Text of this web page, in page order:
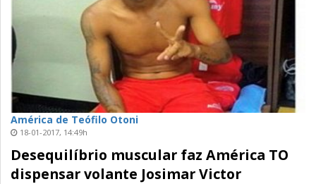
América de Teófilo Otoni
18-01-2017, 14:49h
Desequilíbrio muscular faz América TO
dispensar volante Josimar Victor